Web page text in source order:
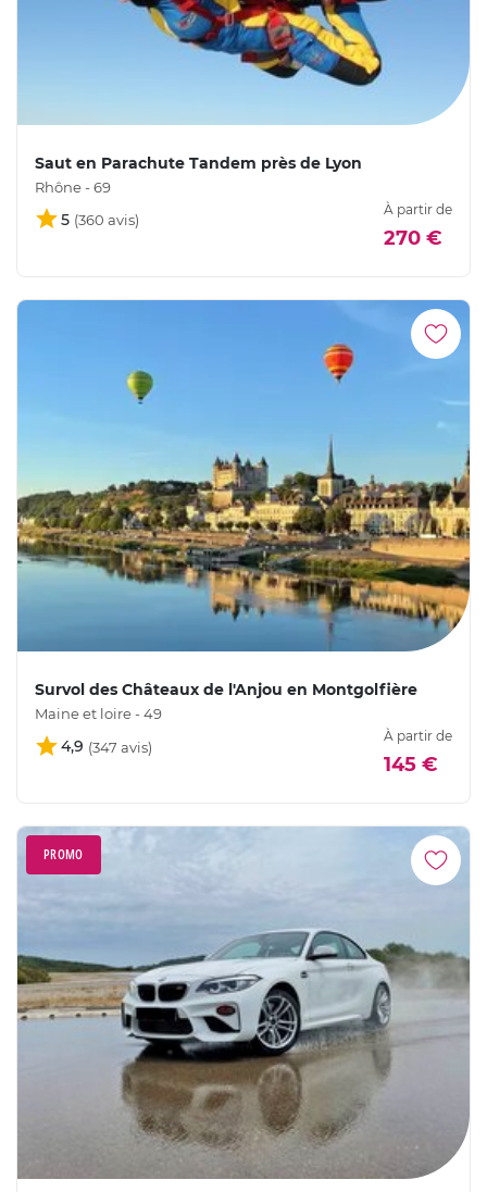
Saut en Parachute Tandem près de Lyon
Rhône - 69
5
À partir de
270 €
Survol des Châteaux de l'Anjou en Montgolfière
Maine et loire - 49
4,9
À partir de
145 €
PROMO